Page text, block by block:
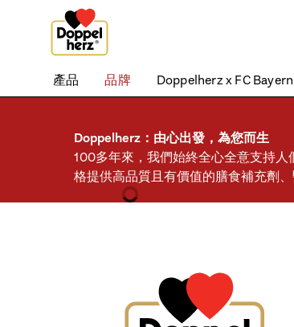
Skip to content
產品 品牌 Doppelherz x FC Bayern
Doppelherz：由心出發，為您而生
100多年來，我們始終全心全意支持
格提供高品質且有價值的膳食補充劑